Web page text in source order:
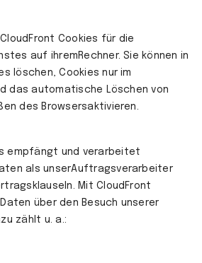
Cookies für die
auf ihremRechner. Sie können in
löschen, Cookies nur im
das automatische Löschen von
des Browsersaktivieren.
empfängt und verarbeitet
als unserAuftragsverarbeiter
Mit CloudFront
über den Besuch unserer
zählt u. a.: